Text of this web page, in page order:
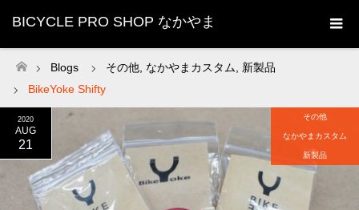
BICYCLE PRO SHOP なかやま
ホーム
Blogs その他 なかやまカスタム
新製品
BikeYoke Shifty
2020
AUG
21
その他
なかやまカスタム
新製品